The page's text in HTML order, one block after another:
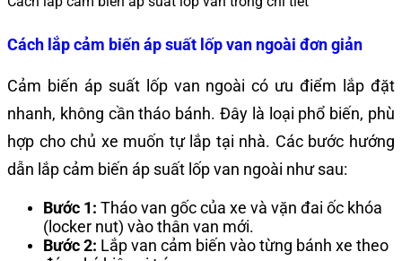
Cách lắp cảm biến áp suất lốp van ngoài đơn giản
Cảm biến áp suất lốp van ngoài có ưu điểm lắp đặt
nhanh, không cần tháo bánh. Đây là loại phổ biến, phù
hợp cho chủ xe muốn tự lắp tại nhà. Các bước hướng
dẫn lắp cảm biến áp suất lốp van ngoài như sau:
Bước 1: Tháo van gốc của xe và vặn đai ốc khóa
(locker nut) vào thân van mới.
Bước 2: Lắp van cảm biến vào từng bánh xe theo